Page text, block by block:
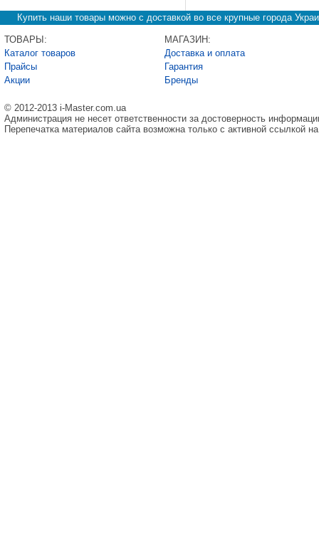
Купить наши товары можно с доставкой во все крупные города
ТОВАРЫ:
Каталог товаров
Прайсы
Акции
МАГАЗИН:
Доставка и оплата
Гарантия
Бренды
© 2012-2013 i-Master.com.ua
Администрация не несет ответственности за достоверность
Перепечатка материалов сайта возможна только с активной ссылкой